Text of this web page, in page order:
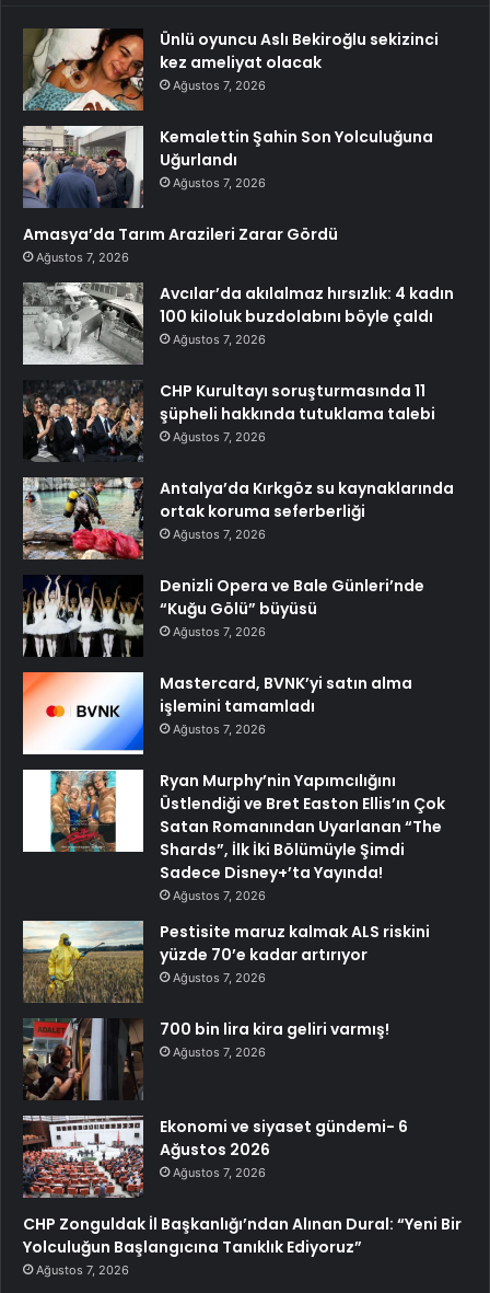
Ünlü oyuncu Aslı Bekiroğlu sekizinci
kez ameliyat olacak
Ağustos 7, 2026
Kemalettin Şahin Son Yolculuğuna
Uğurlandı
Ağustos 7, 2026
Amasya’da Tarım Arazileri Zarar Gördü
Ağustos 7, 2026
Avcılar’da akılalmaz hırsızlık: 4 kadın
100 kiloluk buzdolabını böyle çaldı
Ağustos 7, 2026
CHP Kurultayı soruşturmasında 11
şüpheli hakkında tutuklama talebi
Ağustos 7, 2026
Antalya’da Kırkgöz su kaynaklarında
ortak koruma seferberliği
Ağustos 7, 2026
Denizli Opera ve Bale Günleri’nde
“Kuğu Gölü” büyüsü
Ağustos 7, 2026
Mastercard, BVNK’yi satın alma
işlemini tamamladı
Ağustos 7, 2026
Ryan Murphy’nin Yapımcılığını
Üstlendiği ve Bret Easton Ellis’ın Çok
Satan Romanından Uyarlanan “The
Shards”, İlk İki Bölümüyle Şimdi
Sadece Disney+’ta Yayında!
Ağustos 7, 2026
Pestisite maruz kalmak ALS riskini
yüzde 70’e kadar artırıyor
Ağustos 7, 2026
700 bin lira kira geliri varmış!
Ağustos 7, 2026
Ekonomi ve siyaset gündemi- 6
Ağustos 2026
Ağustos 7, 2026
CHP Zonguldak İl Başkanlığı’ndan Alınan Dural: “Yeni Bir
Yolculuğun Başlangıcına Tanıklık Ediyoruz”
Ağustos 7, 2026